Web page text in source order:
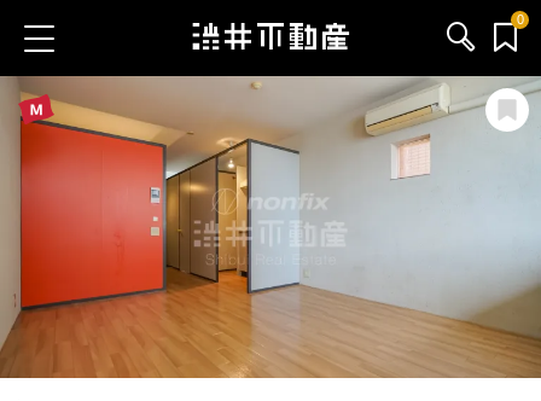
0
お気に入り物件 お問い合わせ
サービス内容
渋井不動産のメンバー